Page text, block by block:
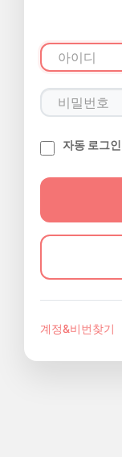
자동 로그인
계정&비번찾기